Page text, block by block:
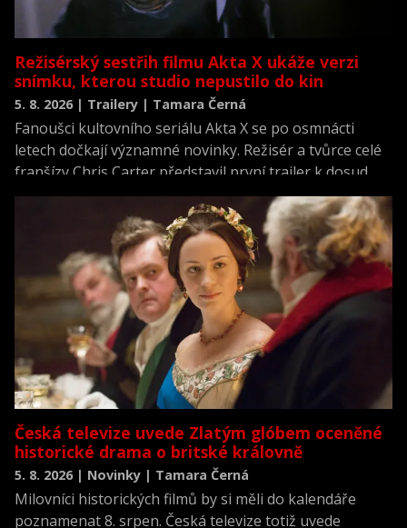
Režisérský sestřih filmu Akta X ukáže verzi
snímku, kterou studio nepustilo do kin
5. 8. 2026 | Trailery | Tamara Černá
Fanoušci kultovního seriálu Akta X se po osmnácti
letech dočkají významné novinky. Režisér a tvůrce celé
franšízy Chris Carter představil první trailer k dosud
neviděné režisérské verzi filmu Akta X: Chci uvěřit.
Česká televize uvede Zlatým glóbem oceněné
historické drama o britské královně
5. 8. 2026 | Novinky | Tamara Černá
Milovníci historických filmů by si měli do kalendáře
poznamenat 8. srpen. Česká televize totiž uvede